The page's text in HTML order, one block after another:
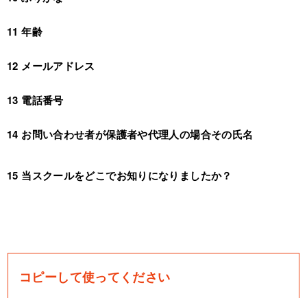
11 年齢
12 メールアドレス
13 電話番号
14 お問い合わせ者が保護者や代理人の場合その氏名
15 当スクールをどこでお知りになりましたか？
コピーして使ってください